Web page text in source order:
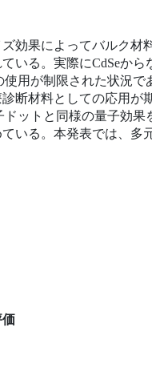
効果によってバルク材
いる。実際にCdSeか
用が制限された状況
断材料としての応用が
ットと同様の量子効
いる。本発表では、
価